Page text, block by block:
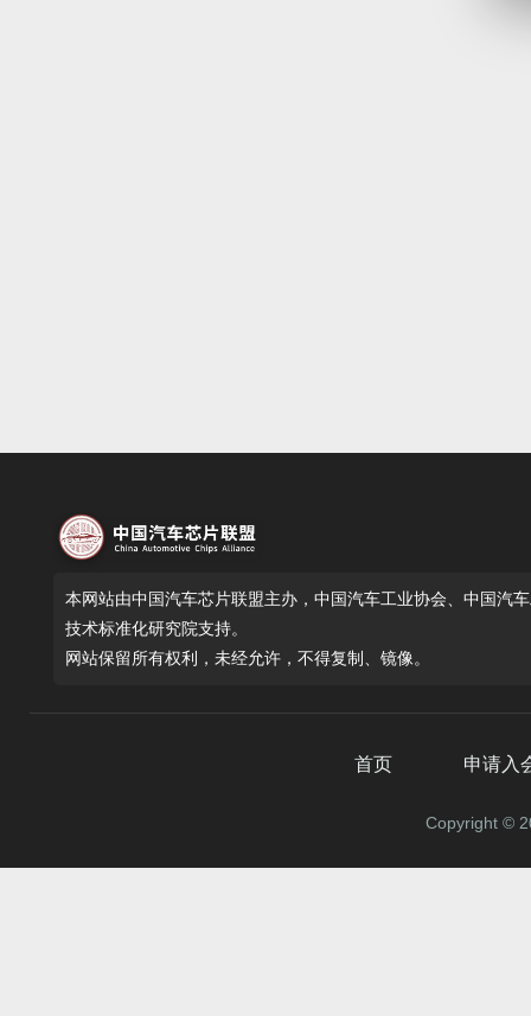
本网站由中国汽车芯片联盟主办，中国汽车工业协会、中国汽
技术标准化研究院支持。
网站保留所有权利，未经允许，不得复制、镜像。
首页 申请入
Copyright ©